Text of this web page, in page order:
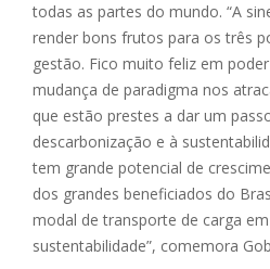
todas as partes do mundo. “A
render bons frutos para os três
gestão. Fico muito feliz em
mudança de paradigma nos
que estão prestes a dar um
descarbonização e à
tem grande potencial de
dos grandes beneficiados do
modal de transporte de carga
sustentabilidade”, comemora